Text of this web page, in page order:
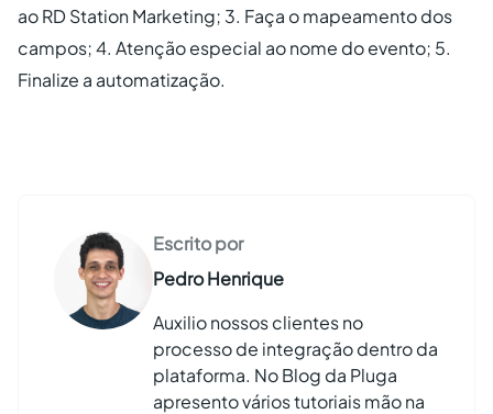
ao RD Station Marketing; 3. Faça o mapeamento dos
campos; 4. Atenção especial ao nome do evento; 5.
Finalize a automatização.
Escrito por
Pedro Henrique
Auxilio nossos clientes no
processo de integração dentro da
plataforma. No Blog da Pluga
apresento vários tutoriais mão na